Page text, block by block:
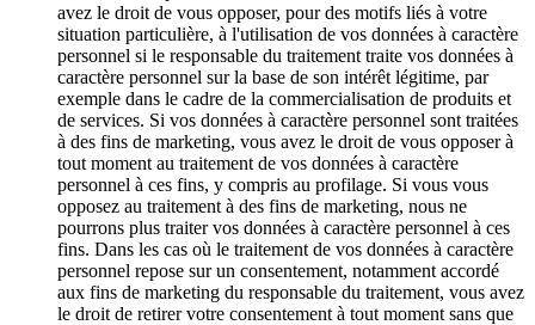
avez le droit de vous opposer, pour des motifs liés à votre
situation particulière, à l'utilisation de vos données à caractère
personnel si le responsable du traitement traite vos données à
caractère personnel sur la base de son intérêt légitime, par
exemple dans le cadre de la commercialisation de produits et
de services. Si vos données à caractère personnel sont traitées
à des fins de marketing, vous avez le droit de vous opposer à
tout moment au traitement de vos données à caractère
personnel à ces fins, y compris au profilage. Si vous vous
opposez au traitement à des fins de marketing, nous ne
pourrons plus traiter vos données à caractère personnel à ces
fins. Dans les cas où le traitement de vos données à caractère
personnel repose sur un consentement, notamment accordé
aux fins de marketing du responsable du traitement, vous avez
le droit de retirer votre consentement à tout moment sans que